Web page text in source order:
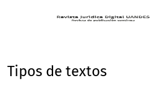
Tipos de textos